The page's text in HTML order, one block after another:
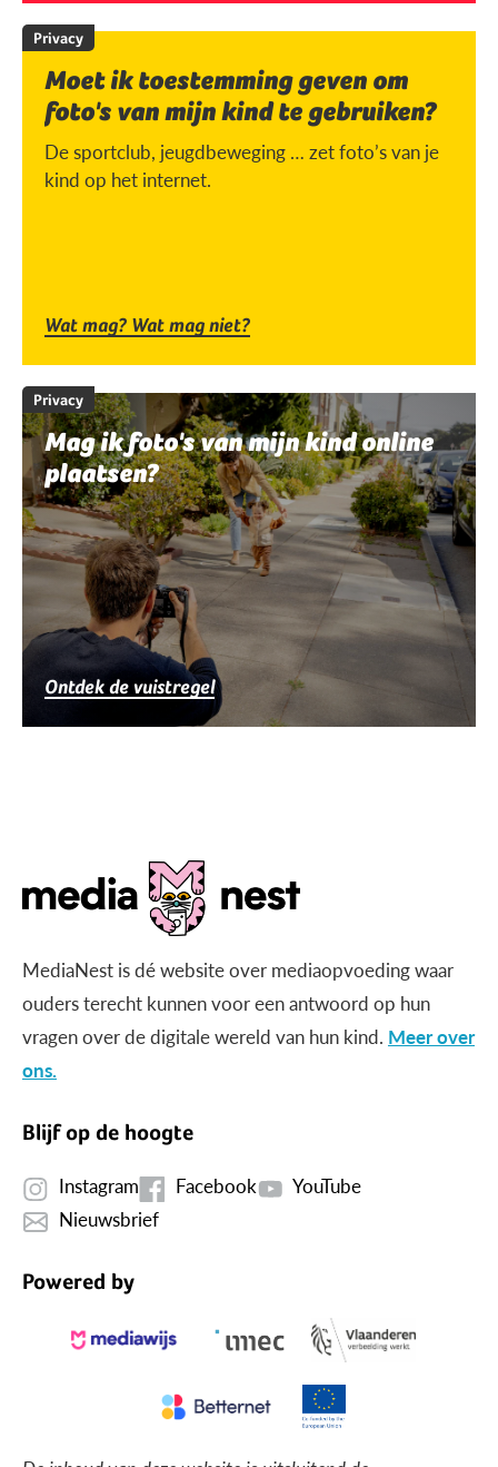
Privacy
Moet ik toestemming geven om
foto's van mijn kind te gebruiken?
De sportclub, jeugdbeweging … zet foto’s van je
kind op het internet.
Wat mag? Wat mag niet?
Privacy
Mag ik foto's van mijn kind online
plaatsen?
Ontdek de vuistregel
MediaNest is dé website over mediaopvoeding waar
ouders terecht kunnen voor een antwoord op hun
vragen over de digitale wereld van hun kind. Meer over
ons.
Blijf op de hoogte
Instagram Facebook
YouTube
Nieuwsbrief
Powered by